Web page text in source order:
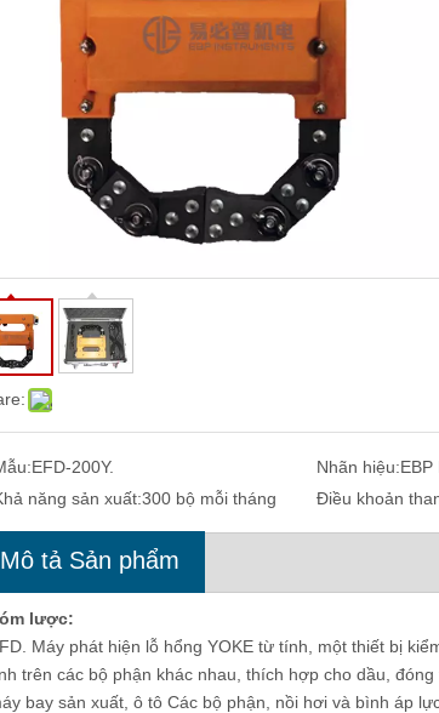
tra độ cứng Rockwell tải thấp
kiểm tra bề ngoài R-45T
Đóng Vòng điều
thuật số Macro
DVQ-5/10/
EFD-200Y. Nhãn hiệu:EBP
năng sản xuất:300 bộ mỗi tháng Điều khoản
Mô tả Sản phẩm
lược:
Máy phát hiện lỗ hổng YOKE từ tính, một thiết bị
trên các bộ phận khác nhau, thích hợp cho dầu,
bay sản xuất, ô tô Các bộ phận, nồi hơi và bình áp